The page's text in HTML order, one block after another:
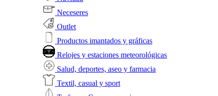
Neceseres
Outlet
Productos imantados y gráficas
Relojes y estaciones meteorológicas
Salud, deportes, aseo y farmacia
Textil, casual y sport